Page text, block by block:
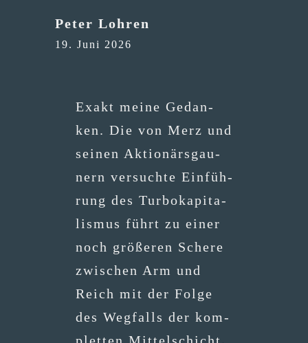
Peter Lohren
19. Juni 2026
Exakt mei­ne Gedan­
ken. Die von Merz und
sei­nen Aktio­närs­gau­
nern ver­such­te Ein­füh­
rung des Tur­bo­ka­pi­ta­
lis­mus führt zu einer
noch grö­ße­ren Sche­re
zwi­schen Arm und
Reich mit der Fol­ge
des Weg­falls der kom­